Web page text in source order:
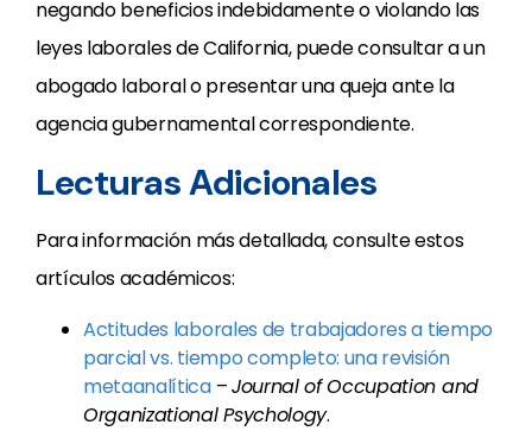
negando beneficios indebidamente o violando las
leyes laborales de California, puede consultar a un
abogado laboral o presentar una queja ante la
agencia gubernamental correspondiente.
Lecturas Adicionales
Para información más detallada, consulte estos
artículos académicos:
Actitudes laborales de trabajadores a tiempo
parcial vs. tiempo completo: una revisión
metaanalítica–Journal of Occupation and
Organizational Psychology.